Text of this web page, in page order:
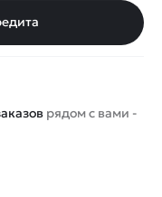
рядом с вами -